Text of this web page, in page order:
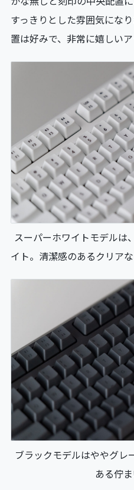
すっきりとした雰囲気にな
置は好みで、非常に嬉しいア
スーパーホワイトモデルは
イト。清潔感のあるクリア
ブラックモデルはややグレ
ある佇ま